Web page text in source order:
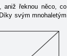
aniž řeknou něco, co
svým mnohaletým